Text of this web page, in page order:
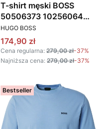
T-shirt męski BOSS
50506373 10256064
100 BIAŁY
PRODUCENT
HUGO BOSS
Cena promocyjna
174,90 zł
Cena regularna: 279,00 zł-37%
Najniższa cena: 279,00 zł-37%
Bestseller